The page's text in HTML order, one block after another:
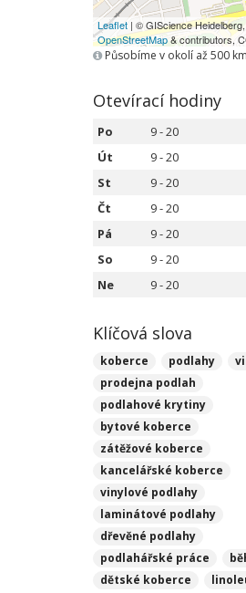
Leaflet | © GIScience
OpenStreetMap& contributors,
Působíme v okolí až 500
Otevírací hodiny
Po
9 - 20
Út
9 - 20
St
9 - 20
Čt
9 - 20
Pá
9 - 20
So
9 - 20
Ne
9 - 20
Klíčová slova
koberce podlahy
prodejna podlah
podlahové krytiny
bytové koberce
zátěžové koberce
kancelářské koberce
vinylové podlahy
laminátové podlahy
dřevěné podlahy
podlahářské práce
dětské koberce